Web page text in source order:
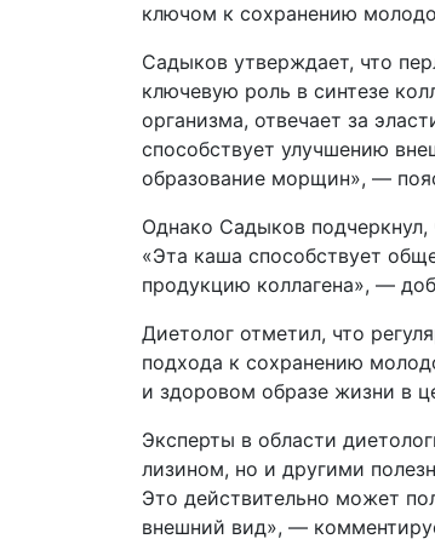
ключом к сохранению
Садыков утверждает, что
ключевую роль в синтезе
организма, отвечает за
способствует улучшению
образование морщин», —
Однако Садыков подчеркнул,
«Эта каша способствует
продукцию коллагена», —
Диетолог отметил, что
подхода к сохранению
и здоровом образе жизни в
Эксперты в области
лизином, но и другими
Это действительно может
внешний вид», —